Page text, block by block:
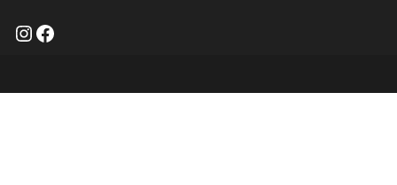
Instagram
Facebook